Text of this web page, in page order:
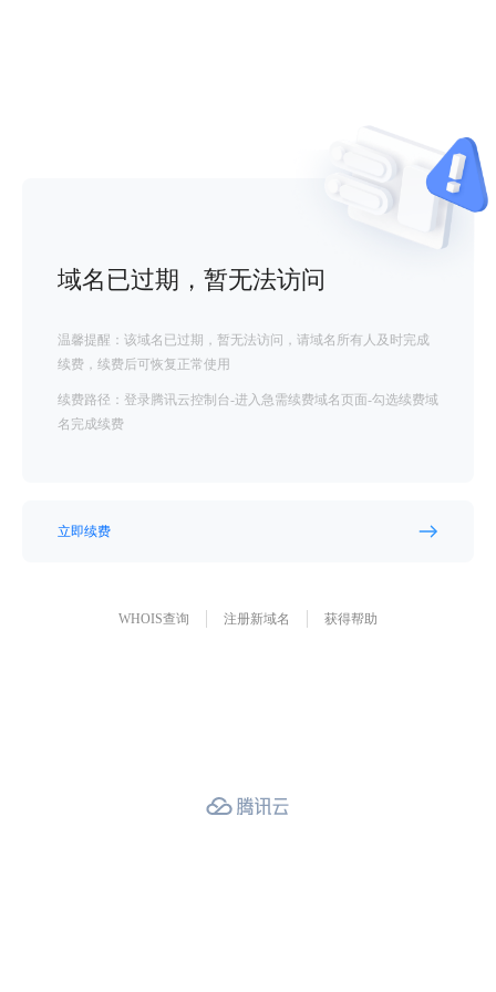
域名已过期，暂无法访问
温馨提醒：该域名已过期，暂无法访问，请域名所有人及时完成
续费，续费后可恢复正常使用
续费路径：登录腾讯云控制台-进入急需续费域名页面-勾选续费域
名完成续费
立即续费
WHOIS查询 注册新域名 获得帮助